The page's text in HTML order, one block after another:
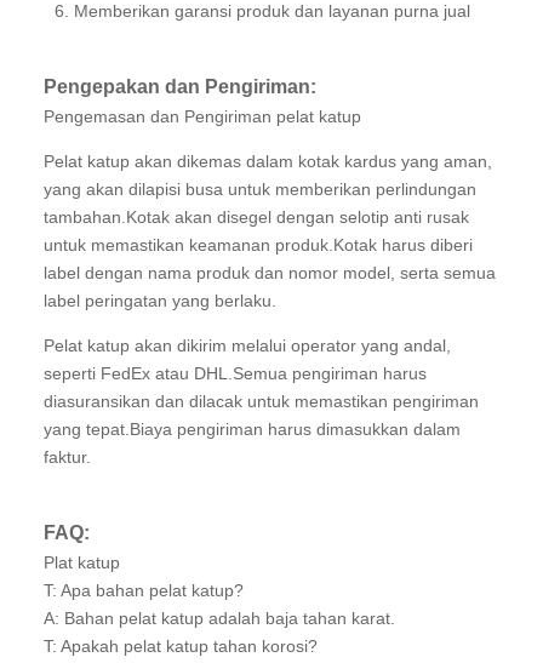
Memberikan garansi produk dan layanan purna jual
Pengepakan dan Pengiriman:
Pengemasan dan Pengiriman pelat katup
Pelat katup akan dikemas dalam kotak kardus yang aman,
yang akan dilapisi busa untuk memberikan perlindungan
tambahan.Kotak akan disegel dengan selotip anti rusak
untuk memastikan keamanan produk.Kotak harus diberi
label dengan nama produk dan nomor model, serta semua
label peringatan yang berlaku.
Pelat katup akan dikirim melalui operator yang andal,
seperti FedEx atau DHL.Semua pengiriman harus
diasuransikan dan dilacak untuk memastikan pengiriman
yang tepat.Biaya pengiriman harus dimasukkan dalam
faktur.
FAQ:
Plat katup
T: Apa bahan pelat katup?
A: Bahan pelat katup adalah baja tahan karat.
T: Apakah pelat katup tahan korosi?